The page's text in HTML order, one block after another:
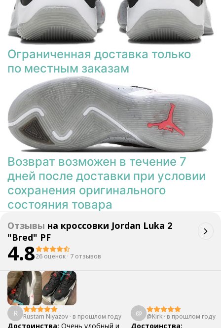
Ограниченная доставка только
по местным заказам
Возврат возможен в течение 7
дней после доставки при условии
сохранения оригинального
состояния товара
Отзывы на кроссовки Jordan Luka 2
"Bred" PF
4.826 оценок · 7 отзывов
R Rustam Niyazov · в прошлом году
Достоинства: Очень удобный и
@ @Kirk · в прошлом году
Достоинства: